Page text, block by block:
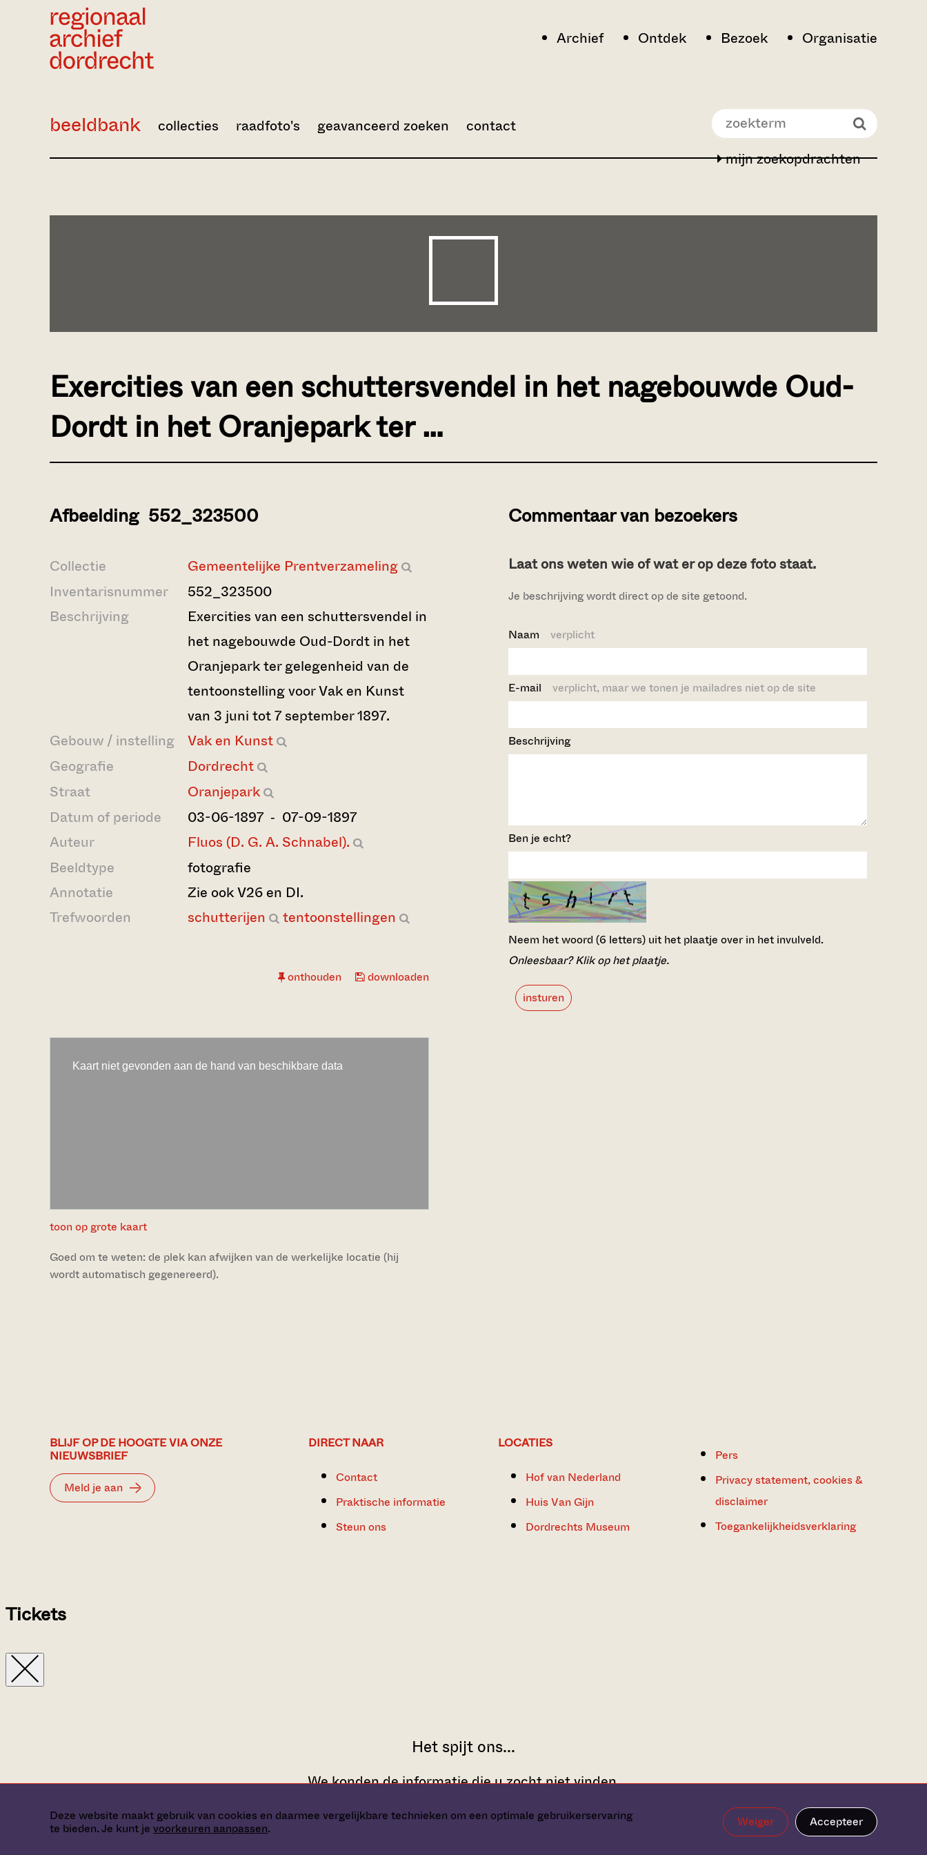
Deze website maakt gebruik van cookies en daarmee vergelijkbare technieken om een optimale gebruikerservaring
te bieden. Je kunt je voorkeuren aanpassen. Weiger Accepteer
Archief Ontdek Bezoek Organisatie
mijn zoekopdrachten
beeldbank collecties raadfoto's geavanceerd zoeken contact
Exercities van een schuttersvendel in het nagebouwde Oud-
Dordt in het Oranjepark ter …
Afbeelding 552_323500
Collectie
Gemeentelijke Prentverzameling
Inventarisnummer
552_323500
Beschrijving
Exercities van een schuttersvendel in
het nagebouwde Oud-Dordt in het
Oranjepark ter gelegenheid van de
tentoonstelling voor Vak en Kunst
van 3 juni tot 7 september 1897.
Gebouw / instelling
Vak en Kunst
Geografie
Dordrecht
Straat
Oranjepark
Datum of periode
03-06-1897 ‐ 07-09-1897
Auteur
Fluos (D. G. A. Schnabel).
Beeldtype
fotografie
Annotatie
Zie ook V26 en DI.
Trefwoorden
schutterijen tentoonstellingen
onthouden downloaden
toon op grote kaart
Goed om te weten: de plek kan afwijken van de werkelijke locatie (hij
wordt automatisch gegenereerd).
Commentaar van bezoekers
Laat ons weten wie of wat er op deze foto staat.
Je beschrijving wordt direct op de site getoond.
Naam verplicht
E-mail verplicht, maar we tonen je mailadres niet op de site
Beschrijving
Ben je echt?
Neem het woord (6 letters) uit het plaatje over in het invulveld.
Onleesbaar? Klik op het plaatje.
insturen
BLIJF OP DE HOOGTE VIA ONZE
NIEUWSBRIEF
Meld je aan
DIRECT NAAR
Contact
Praktische informatie
Steun ons
LOCATIES
Hof van Nederland
Huis Van Gijn
Dordrechts Museum
Pers
Privacy statement, cookies &
disclaimer
Toegankelijkheidsverklaring
Tickets